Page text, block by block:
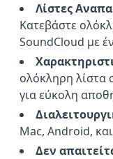
Λίστες
Κατεβάστε
SoundCloud με
ολόκληρη λίστα
για εύκολη
Mac, Android,
Δεν